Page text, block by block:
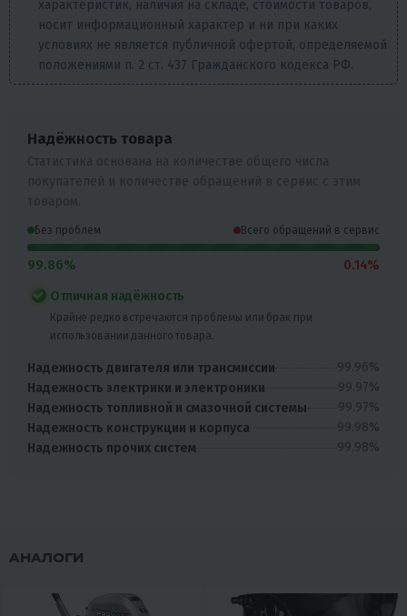
характеристик, наличия на складе, стоимости товаров,
носит информационный характер и ни при каких
условиях не является публичной офертой, определяемой
положениями п. 2 ст. 437 Гражданского кодекса РФ.
Надёжность товара
Без проблем Всего обращений в сервис
99.86% 0.14%
Отличная надёжность
Крайне редко встречаются проблемы или брак при
использовании данного товара.
Надежность двигателя или трансмиссии
99.96%
Надежность электрики и электроники
99.97%
Надежность топливной и смазочной системы
99.97%
Надежность конструкции и корпуса
99.98%
Надежность прочих систем
99.98%
АНАЛОГИ